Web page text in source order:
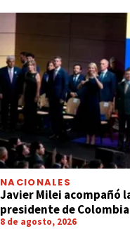
NACIONALES
Javier Milei acompañó
presidente de Colombia
8 de agosto, 2026